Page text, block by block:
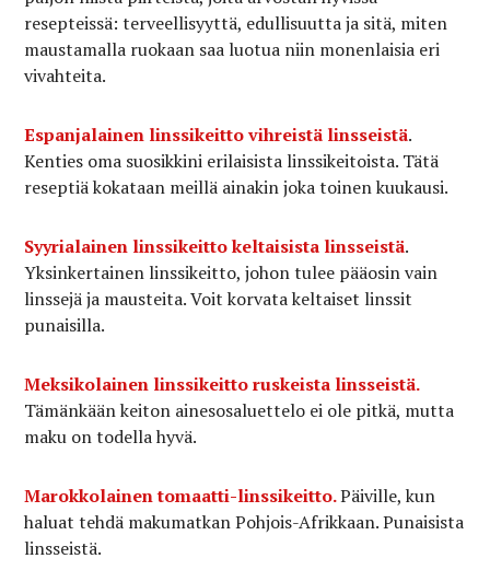
resepteissä: terveellisyyttä, edullisuutta ja sitä, miten
maustamalla ruokaan saa luotua niin monenlaisia eri
vivahteita.
Espanjalainen linssikeitto vihreistä linsseistä.
Kenties oma suosikkini erilaisista linssikeitoista. Tätä
reseptiä kokataan meillä ainakin joka toinen kuukausi.
Syyrialainen linssikeitto keltaisista linsseistä.
Yksinkertainen linssikeitto, johon tulee pääosin vain
linssejä ja mausteita. Voit korvata keltaiset linssit
punaisilla.
Meksikolainen linssikeitto ruskeista linsseistä.
Tämänkään keiton ainesosaluettelo ei ole pitkä, mutta
maku on todella hyvä.
Marokkolainen tomaatti-linssikeitto.Päiville, kun
haluat tehdä makumatkan Pohjois-Afrikkaan. Punaisista
linsseistä.